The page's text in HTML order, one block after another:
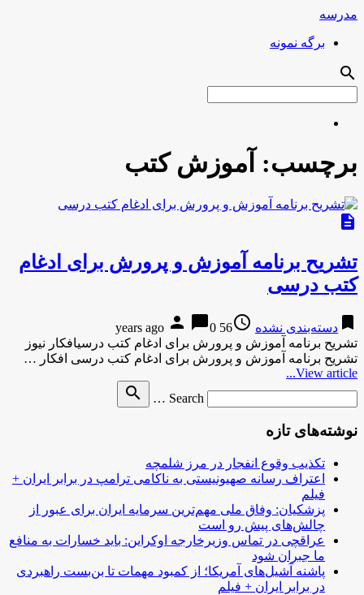
مدرسه
برگه نمونه
search
برچسب: آموزش کتب
description
تشریح برنامه آموزش و پرورش برای ادغام
کتب درسی
bookmark دسته‌بندی نشده access_time
56 years ago
person chat_bubble0
تشریح برنامه آموزش و پرورش برای ادغام کتب درسیافکار نیوز
تشریح برنامه آموزش و پرورش برای ادغام کتب درسی افکار …
View article...
Search …
search
نوشته‌های تازه
تکذیب وقوع انفجار در مرز شلمچه
اعتراف رسانه صهیونیستی به ناکامی ترامپ در برابر ایران +
فیلم
پزشکیان: وفاق ملی مهم‌ترین سرمایه ایران برای عبور از
چالش‌های پیش رو است
عراقچی در تماس وزیرخارجه اوکراین: باید خسارات به منافع
ما جبران شود
پاشنه آشیل‌های آمریکا؛ از کمبود مهمات تا بن‌بست راهبردی
در برابر ایران + فیلم